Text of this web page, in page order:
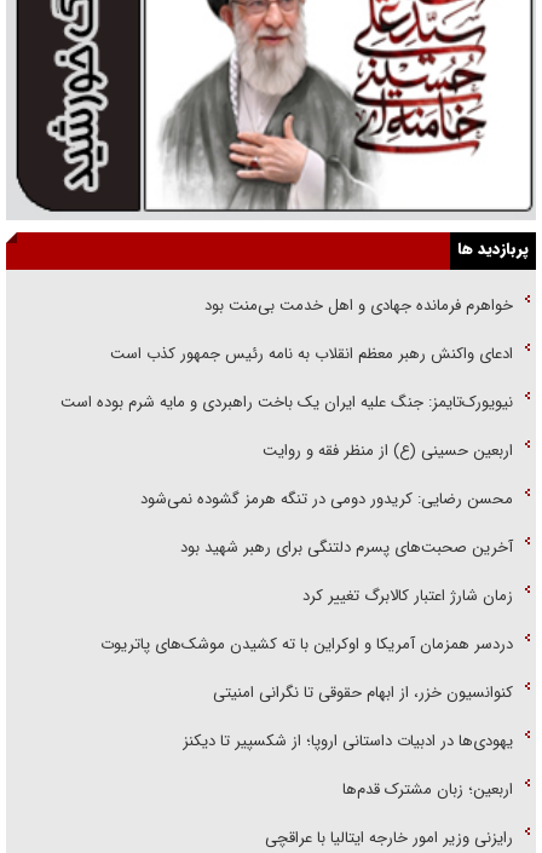
پربازدید ها
خواهرم فرمانده جهادی و اهل خدمت بی‌منت بود
ادعای واکنش رهبر معظم انقلاب به نامه رئیس جمهور کذب است
نیویورک‌تایمز: جنگ علیه ایران یک باخت راهبردی و مایه شرم بوده است
اربعین حسینی (ع) از منظر فقه و روایت
محسن رضایی: کریدور دومی در تنگه هرمز گشوده نمی‌شود
آخرین صحبت‌های پسرم دلتنگی برای رهبر شهید بود
زمان شارژ اعتبار کالابرگ تغییر کرد
دردسر همزمان آمریکا و اوکراین با ته کشیدن موشک‌های پاتریوت
کنوانسیون خزر، از ابهام حقوقی تا نگرانی امنیتی
یهودی‌ها در ادبیات داستانی اروپا؛ از شکسپیر تا دیکنز
اربعین؛ زبان مشترک قدم‌ها
رایزنی وزیر امور خارجه ایتالیا با عراقچی